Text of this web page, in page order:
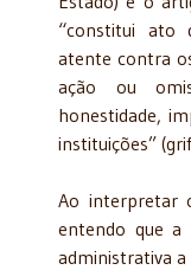
“constitui ato
atente contra
ação ou
honestidade,
instituições”
Ao interpretar
entendo que a
administrativa a